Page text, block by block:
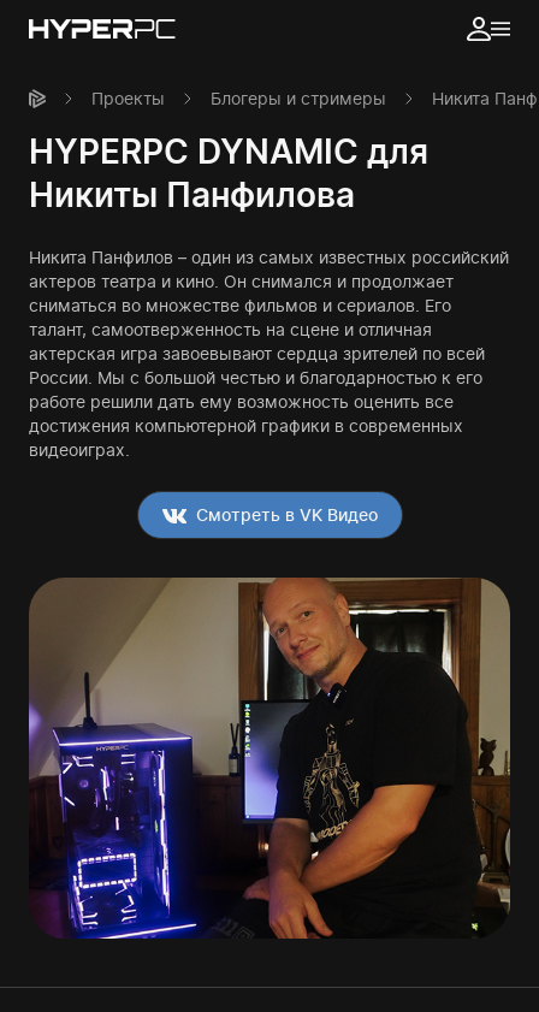
Проекты Блогеры и стримеры Никита
HYPERPC DYNAMIC для
Никиты Панфилова
Никита Панфилов – один из самых известных российский
актеров театра и кино. Он снимался и продолжает
сниматься во множестве фильмов и сериалов. Его
талант, самоотверженность на сцене и отличная
актерская игра завоевывают сердца зрителей по всей
России. Мы с большой честью и благодарностью к его
работе решили дать ему возможность оценить все
достижения компьютерной графики в современных
видеоиграх.
Смотреть в VK Видео